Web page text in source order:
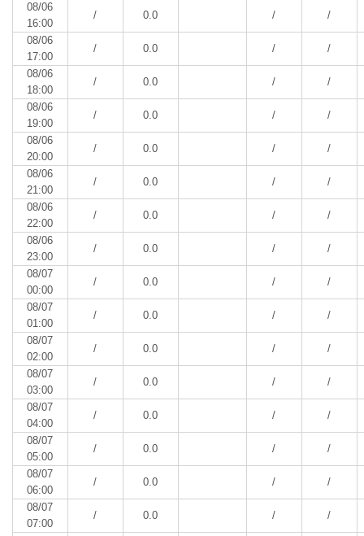
08/06
16:00
/ 0.0 / /
08/06
17:00
/ 0.0 / /
08/06
18:00
/ 0.0 / /
08/06
19:00
/ 0.0 / /
08/06
20:00
/ 0.0 / /
08/06
21:00
/ 0.0 / /
08/06
22:00
/ 0.0 / /
08/06
23:00
/ 0.0 / /
08/07
00:00
/ 0.0 / /
08/07
01:00
/ 0.0 / /
08/07
02:00
/ 0.0 / /
08/07
03:00
/ 0.0 / /
08/07
04:00
/ 0.0 / /
08/07
05:00
/ 0.0 / /
08/07
06:00
/ 0.0 / /
08/07
07:00
/ 0.0 / /